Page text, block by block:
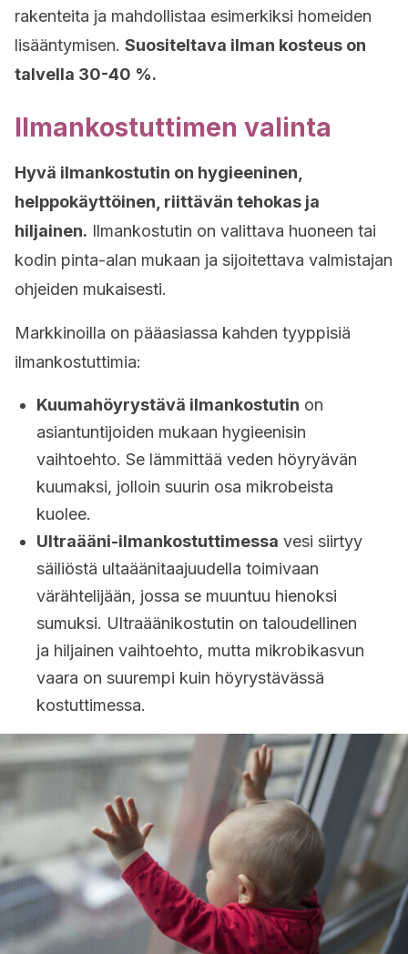
rakenteita ja mahdollistaa esimerkiksi homeiden
lisääntymisen. Suositeltava ilman kosteus on
talvella 30-40 %.
Ilmankostuttimen valinta
Hyvä ilmankostutin on hygieeninen,
helppokäyttöinen, riittävän tehokas ja
hiljainen. Ilmankostutin on valittava huoneen tai
kodin pinta-alan mukaan ja sijoitettava valmistajan
ohjeiden mukaisesti.
Markkinoilla on pääasiassa kahden tyyppisiä
ilmankostuttimia:
Kuumahöyrystävä ilmankostutin on
asiantuntijoiden mukaan hygieenisin
vaihtoehto. Se lämmittää veden höyryävän
kuumaksi, jolloin suurin osa mikrobeista
kuolee.
Ultraääni-ilmankostuttimessa vesi siirtyy
säiliöstä ultaäänitaajuudella toimivaan
värähtelijään, jossa se muuntuu hienoksi
sumuksi. Ultraäänikostutin on taloudellinen
ja hiljainen vaihtoehto, mutta mikrobikasvun
vaara on suurempi kuin höyrystävässä
kostuttimessa.